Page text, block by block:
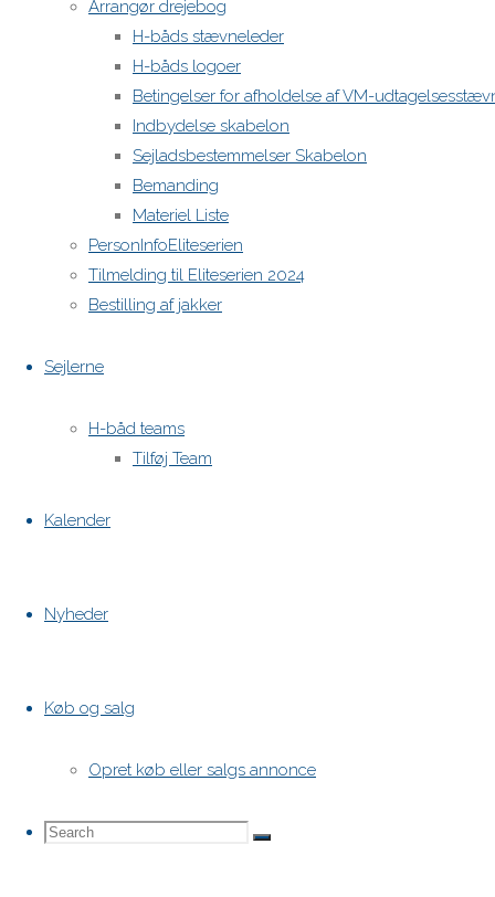
Arrangør drejebog
H-båds stævneleder
H-båds logoer
Betingelser for afholdelse af VM-
Indbydelse skabelon
Sejladsbestemmelser Skabelon
Bemanding
Materiel Liste
PersonInfoEliteserien
Tilmelding til Eliteserien 2024
Bestilling af jakker
Sejlerne
H-båd teams
Tilføj Team
Kalender
Nyheder
Køb og salg
Opret køb eller salgs annonce
Search
Search
Search